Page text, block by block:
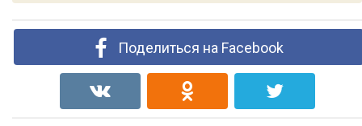
Поделиться на Facebook